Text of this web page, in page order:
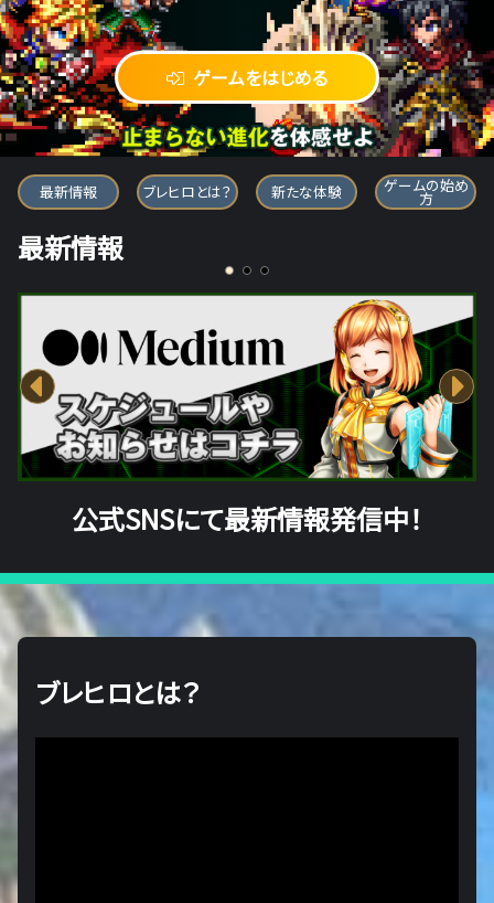
ゲームをはじめる
ブレイブ フロンティア ヒーローズ
最新情報 ブレヒロとは？ 新たな体験 ゲームの始め
方
最新情報
公式SNSにて最新情報発信中！
ブレヒロとは？